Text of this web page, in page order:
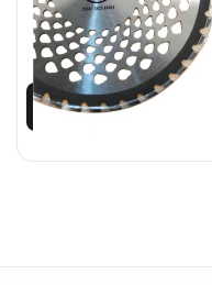
52.417
Añadir al carrito